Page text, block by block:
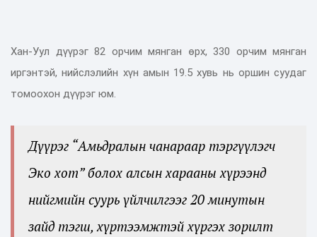
Хан-Уул дүүрэг 82 орчим мянган өрх, 330 орчим мянган
иргэнтэй, нийслэлийн хүн амын 19.5 хувь нь оршин суудаг
томоохон дүүрэг юм.
Дүүрэг “Амьдралын чанараар тэргүүлэгч
Эко хот” болох алсын харааны хүрээнд
нийгмийн суурь үйлчилгээг 20 минутын
зайд тэгш, хүртээмжтэй хүргэх зорилт